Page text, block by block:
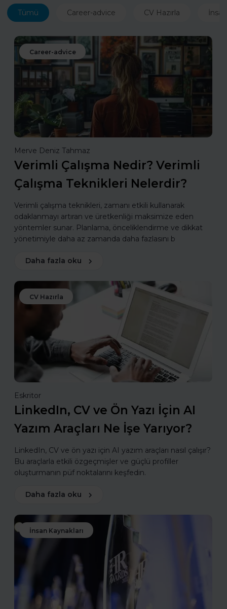
Tümü Career-advice CV Hazırla
Career-advice
Merve Deniz Tahmaz
Verimli Çalışma Nedir? Verimli
Çalışma Teknikleri Nelerdir?
Verimli çalışma teknikleri, zamanı etkili kullanarak
odaklanmayı artıran ve üretkenliği maksimize eden
yöntemler sunar. Planlama, önceliklendirme ve dikkat
yönetimiyle daha az zamanda daha fazlasını b
Daha fazla oku
CV Hazırla
Eskritor
LinkedIn, CV ve Ön Yazı İçin AI
Yazım Araçları Ne İşe Yarıyor?
LinkedIn, CV ve ön yazı için AI yazım araçları nasıl çalışır?
Bu araçlarla etkili özgeçmişler ve güçlü profiller
oluşturmanın püf noktalarını keşfedin.
Daha fazla oku
İnsan Kaynakları